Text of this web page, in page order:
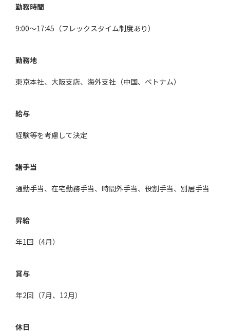
勤務時間
9:00～17:45（フレックスタイム制度あり）
勤務地
東京本社、大阪支店、海外支社（中国、ベトナム）
給与
経験等を考慮して決定
諸手当
通勤手当、在宅勤務手当、時間外手当、役割手当、別居手当
昇給
年1回（4月）
賞与
年2回（7月、12月）
休日